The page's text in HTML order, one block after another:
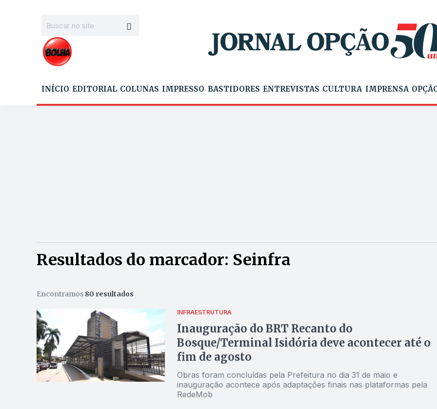
INÍCIO EDITORIAL COLUNAS IMPRESSO BASTIDORES ENTREVISTAS CULTURA IMPRENSA
Resultados do marcador: Seinfra
Encontramos 80 resultados
INFRAESTRUTURA
Inauguração do BRT Recanto do
Bosque/Terminal Isidória deve acontecer até o
fim de agosto
Obras foram concluídas pela Prefeitura no dia 31 de maio e
inauguração acontece após adaptações finais nas plataformas pela
RedeMob